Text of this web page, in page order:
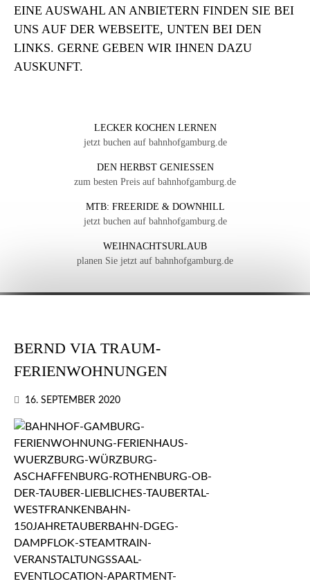
EINE AUSWAHL AN ANBIETERN FINDEN SIE BEI
UNS AUF DER WEBSEITE, UNTEN BEI DEN
LINKS. GERNE GEBEN WIR IHNEN DAZU
AUSKUNFT.
LECKER KOCHEN LERNEN
jetzt buchen auf bahnhofgamburg.de
DEN HERBST GENIESSEN
zum besten Preis auf bahnhofgamburg.de
MTB: FREERIDE & DOWNHILL
jetzt buchen auf bahnhofgamburg.de
WEIHNACHTSURLAUB
planen Sie jetzt auf bahnhofgamburg.de
BERND VIA TRAUM-
FERIENWOHNUNGEN
16. SEPTEMBER 2020